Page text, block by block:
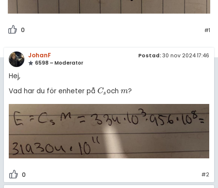
0 #1
JohanF
6598 – Moderator
Postad: 30 nov 2024 17:46
Hej,
Vad har du för enheter på Cs
Csoch m
m?
0 #2